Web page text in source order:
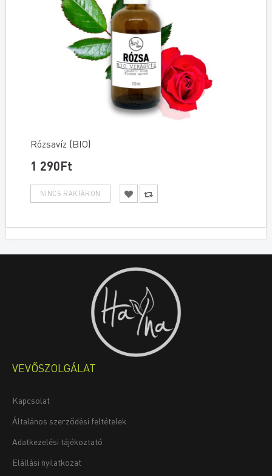
Rózsavíz (BIO)
1 290Ft
VEVŐSZOLGÁLAT
Kapcsolat
Általános szerződési feltételek
Adatkezelési tájékoztató
Elállási nyilatkozat